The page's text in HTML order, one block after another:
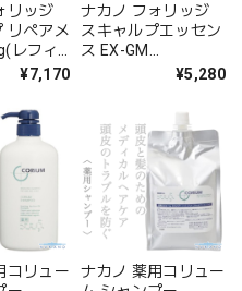
リッジ
リペアメ
レフィ
¥7,170
ナカノ フォリッジ
スキャルプエッセン
ス EX-GM
200ml【医薬部外
¥5,280
コリュー
ナカノ 薬用コリュー